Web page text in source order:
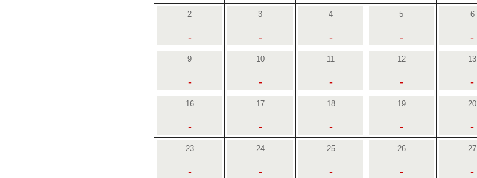
2
-
3
-
4
-
5
-
6
-
9
-
10
-
11
-
12
-
13
-
16
-
17
-
18
-
19
-
20
-
23
-
24
-
25
-
26
-
27
-